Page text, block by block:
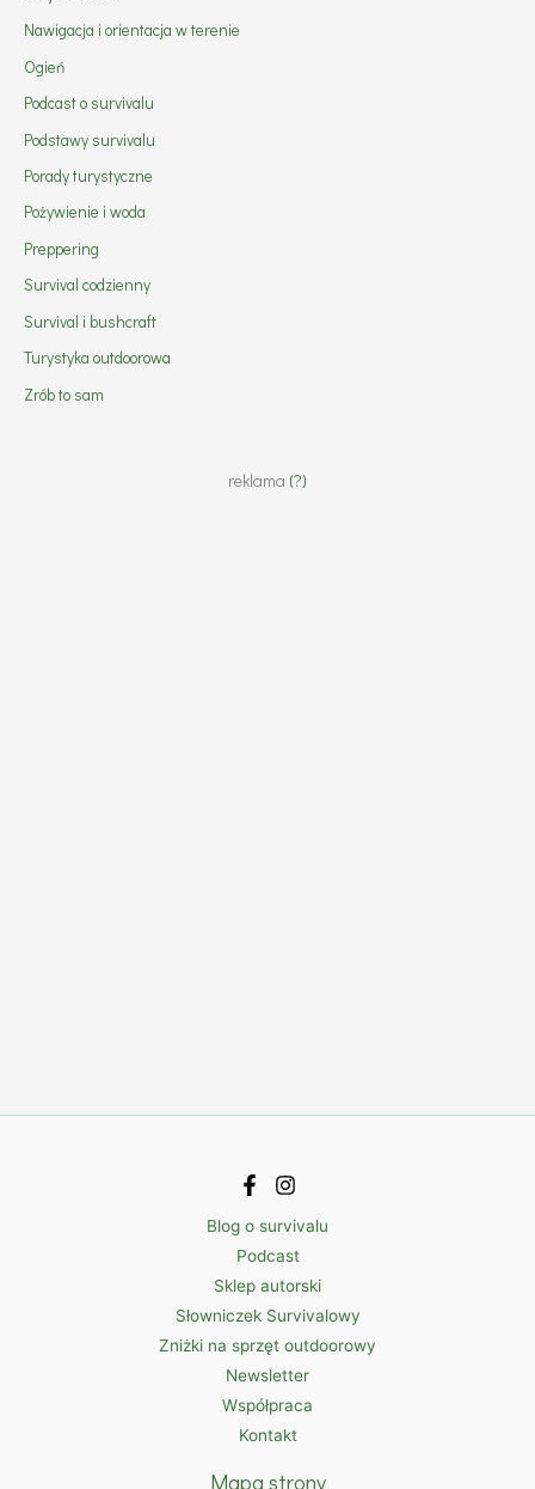
Nawigacja i orientacja w terenie
Ogień
Podcast o survivalu
Podstawy survivalu
Porady turystyczne
Pożywienie i woda
Preppering
Survival codzienny
Survival i bushcraft
Turystyka outdoorowa
Zrób to sam
reklama (?)
Blog o survivalu
Podcast
Sklep autorski
Słowniczek Survivalowy
Zniżki na sprzęt outdoorowy
Newsletter
Współpraca
Kontakt
Mapa strony